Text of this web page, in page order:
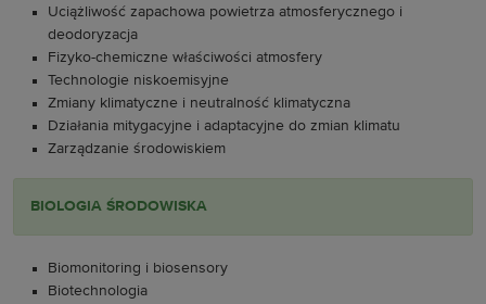
Uciążliwość zapachowa powietrza atmosferycznego i
deodoryzacja
Fizyko-chemiczne właściwości atmosfery
Technologie niskoemisyjne
Zmiany klimatyczne i neutralność klimatyczna
Działania mitygacyjne i adaptacyjne do zmian klimatu
Zarządzanie środowiskiem
BIOLOGIA ŚRODOWISKA
Biomonitoring i biosensory
Biotechnologia